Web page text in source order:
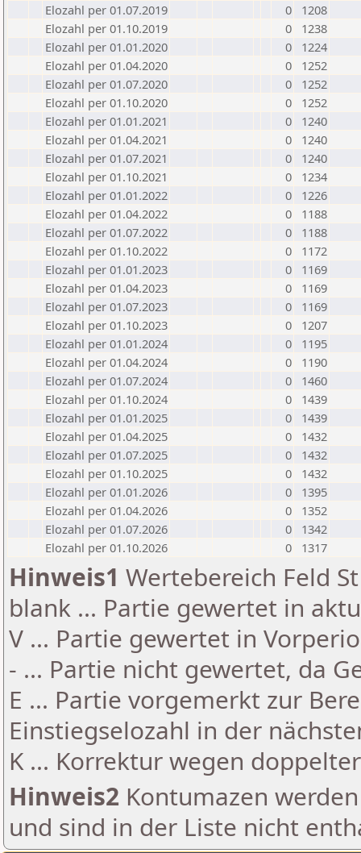
Elozahl per 01.07.2019
0
1208
Elozahl per 01.10.2019
0
1238
Elozahl per 01.01.2020
0
1224
Elozahl per 01.04.2020
0
1252
Elozahl per 01.07.2020
0
1252
Elozahl per 01.10.2020
0
1252
Elozahl per 01.01.2021
0
1240
Elozahl per 01.04.2021
0
1240
Elozahl per 01.07.2021
0
1240
Elozahl per 01.10.2021
0
1234
Elozahl per 01.01.2022
0
1226
Elozahl per 01.04.2022
0
1188
Elozahl per 01.07.2022
0
1188
Elozahl per 01.10.2022
0
1172
Elozahl per 01.01.2023
0
1169
Elozahl per 01.04.2023
0
1169
Elozahl per 01.07.2023
0
1169
Elozahl per 01.10.2023
0
1207
Elozahl per 01.01.2024
0
1195
Elozahl per 01.04.2024
0
1190
Elozahl per 01.07.2024
0
1460
Elozahl per 01.10.2024
0
1439
Elozahl per 01.01.2025
0
1439
Elozahl per 01.04.2025
0
1432
Elozahl per 01.07.2025
0
1432
Elozahl per 01.10.2025
0
1432
Elozahl per 01.01.2026
0
1395
Elozahl per 01.04.2026
0
1352
Elozahl per 01.07.2026
0
1342
Elozahl per 01.10.2026
0 1317
Hinweis1 Wertebereich Feld
blank ... Partie gewertet in
V ... Partie gewertet in
- ... Partie nicht gewertet, da
E ... Partie vorgemerkt zur
Einstiegselozahl in der
K ... Korrektur wegen
Hinweis2 Kontumazen
und sind in der Liste nicht